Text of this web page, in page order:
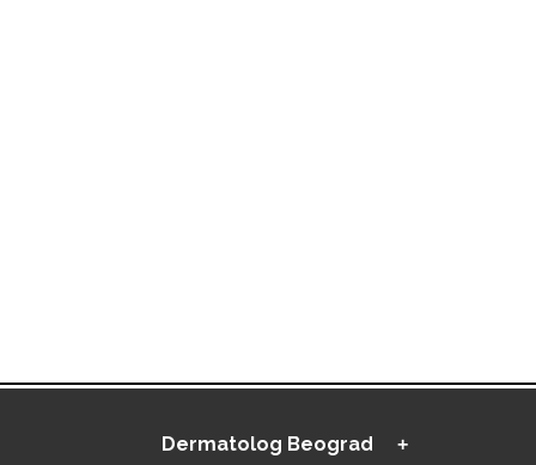
Dermatolog Beograd